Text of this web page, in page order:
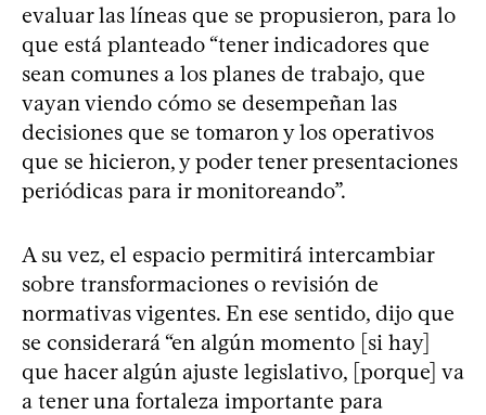
evaluar las líneas que se propusieron, para lo
que está planteado “tener indicadores que
sean comunes a los planes de trabajo, que
vayan viendo cómo se desempeñan las
decisiones que se tomaron y los operativos
que se hicieron, y poder tener presentaciones
periódicas para ir monitoreando”.
A su vez, el espacio permitirá intercambiar
sobre transformaciones o revisión de
normativas vigentes. En ese sentido, dijo que
se considerará “en algún momento [si hay]
que hacer algún ajuste legislativo, [porque] va
a tener una fortaleza importante para